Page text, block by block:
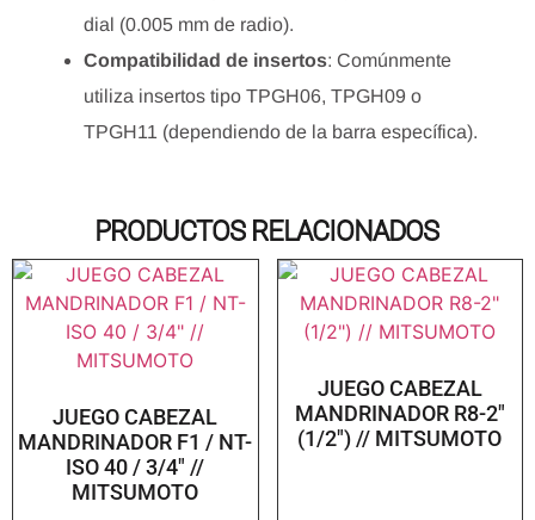
dial (0.005 mm de radio).
Compatibilidad de insertos: Comúnmente
utiliza insertos tipo TPGH06, TPGH09 o
TPGH11 (dependiendo de la barra específica).
PRODUCTOS RELACIONADOS
JUEGO CABEZAL
MANDRINADOR F1 / NT-
ISO 40 / 3/4″ //
MITSUMOTO
JUEGO CABEZAL
MANDRINADOR R8-2″
(1/2″) // MITSUMOTO